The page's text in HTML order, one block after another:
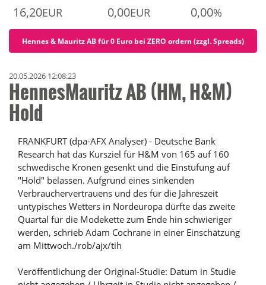
16,20EUR 0,00EUR 0,00%
Hennes & Mauritz AB für 0 Euro bei ZERO ordern (zzgl. Spreads)
20.05.2026 12:08:23
HennesMauritz AB (HM, H&M)
Hold
FRANKFURT (dpa-AFX Analyser) - Deutsche Bank
Research hat das Kursziel für H&M von 165 auf 160
schwedische Kronen gesenkt und die Einstufung auf
"Hold" belassen. Aufgrund eines sinkenden
Verbrauchervertrauens und des für die Jahreszeit
untypisches Wetters in Nordeuropa dürfte das zweite
Quartal für die Modekette zum Ende hin schwieriger
werden, schrieb Adam Cochrane in einer Einschätzung
am Mittwoch./rob/ajx/tih
Veröffentlichung der Original-Studie: Datum in Studie